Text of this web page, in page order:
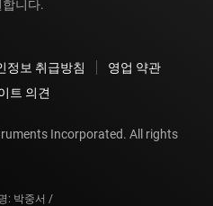
니다.
정보 취급방침
영업 약관
트 의견
Incorporated. All rights
: 박중서 /